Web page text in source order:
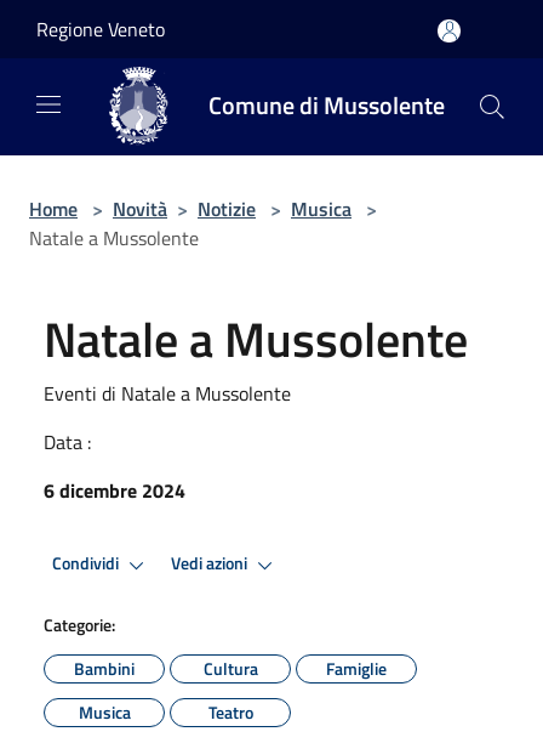
Regione Veneto
Comune di Mussolente
Home > Novità > Notizie > Musica >
Natale a Mussolente
Natale a Mussolente
Eventi di Natale a Mussolente
Data :
6 dicembre 2024
Condividi Vedi azioni
Categorie:
Bambini
Cultura
Famiglie
Musica
Teatro